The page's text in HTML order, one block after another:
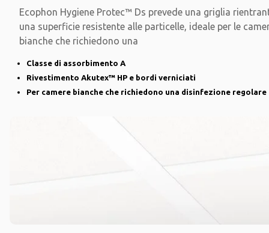
Ecophon Hygiene Protec™ Ds prevede una griglia
una superficie resistente alle particelle, ideale per le
bianche che richiedono una
Classe di assorbimento A
Rivestimento Akutex™ HP e bordi verniciati
Per camere bianche che richiedono una disinfezione regolare